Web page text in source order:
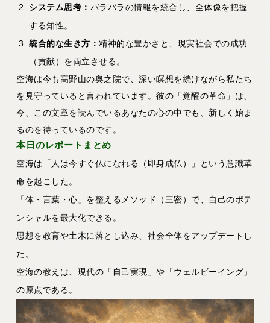
システム思考： バラバラの情報を統合し、全体像を把握
する知性。
統合的な生き方：精神的な豊かさと、現実社会での成功
（貢献）を両立させる。
空海は今も高野山の奥之院で、深い瞑想を続けながら私たち
を見守っていると言われています。彼の「覚醒の革命」は、
今、この文章を読んでいるあなたの心の中でも、新しく始ま
るのを待っているのです。
本日のレポートまとめ
空海は「人は今すぐ仏になれる（即身成仏）」という意識革
命を起こした。
「体・言葉・心」を整えるメソッド（三密）で、自己のポテ
ンシャルを最大化できる。
思想を教育や土木に落とし込み、社会全体をアップデートし
た。
空海の教えは、現代の「自己実現」や「ウェルビーイング」
の原点である。